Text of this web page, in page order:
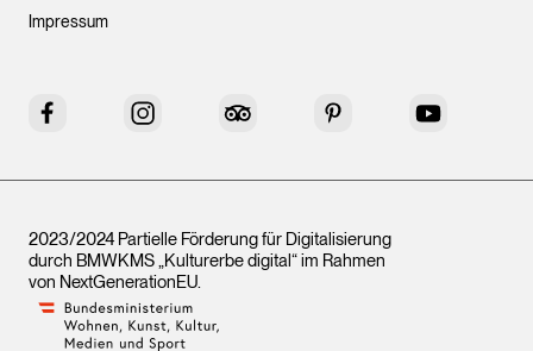
Impressum
Facebook Instagram Tripadvisor Pinterest YouTube
2023/2024 Partielle Förderung für Digitalisierung
durch BMWKMS „Kulturerbe digital“ im Rahmen
von NextGenerationEU.